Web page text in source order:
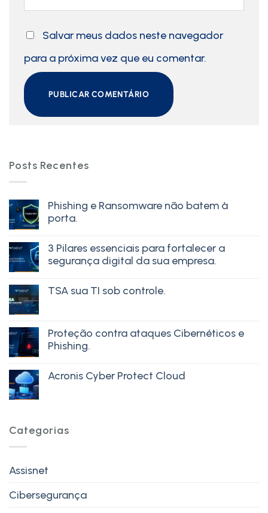
Salvar meus dados neste navegador
para a próxima vez que eu comentar.
Posts Recentes
Phishing e Ransomware não batem à
porta.
3 Pilares essenciais para fortalecer a
segurança digital da sua empresa.
TSA sua TI sob controle.
Proteção contra ataques Cibernéticos e
Phishing.
Acronis Cyber Protect Cloud
Categorias
Assisnet
Cibersegurança